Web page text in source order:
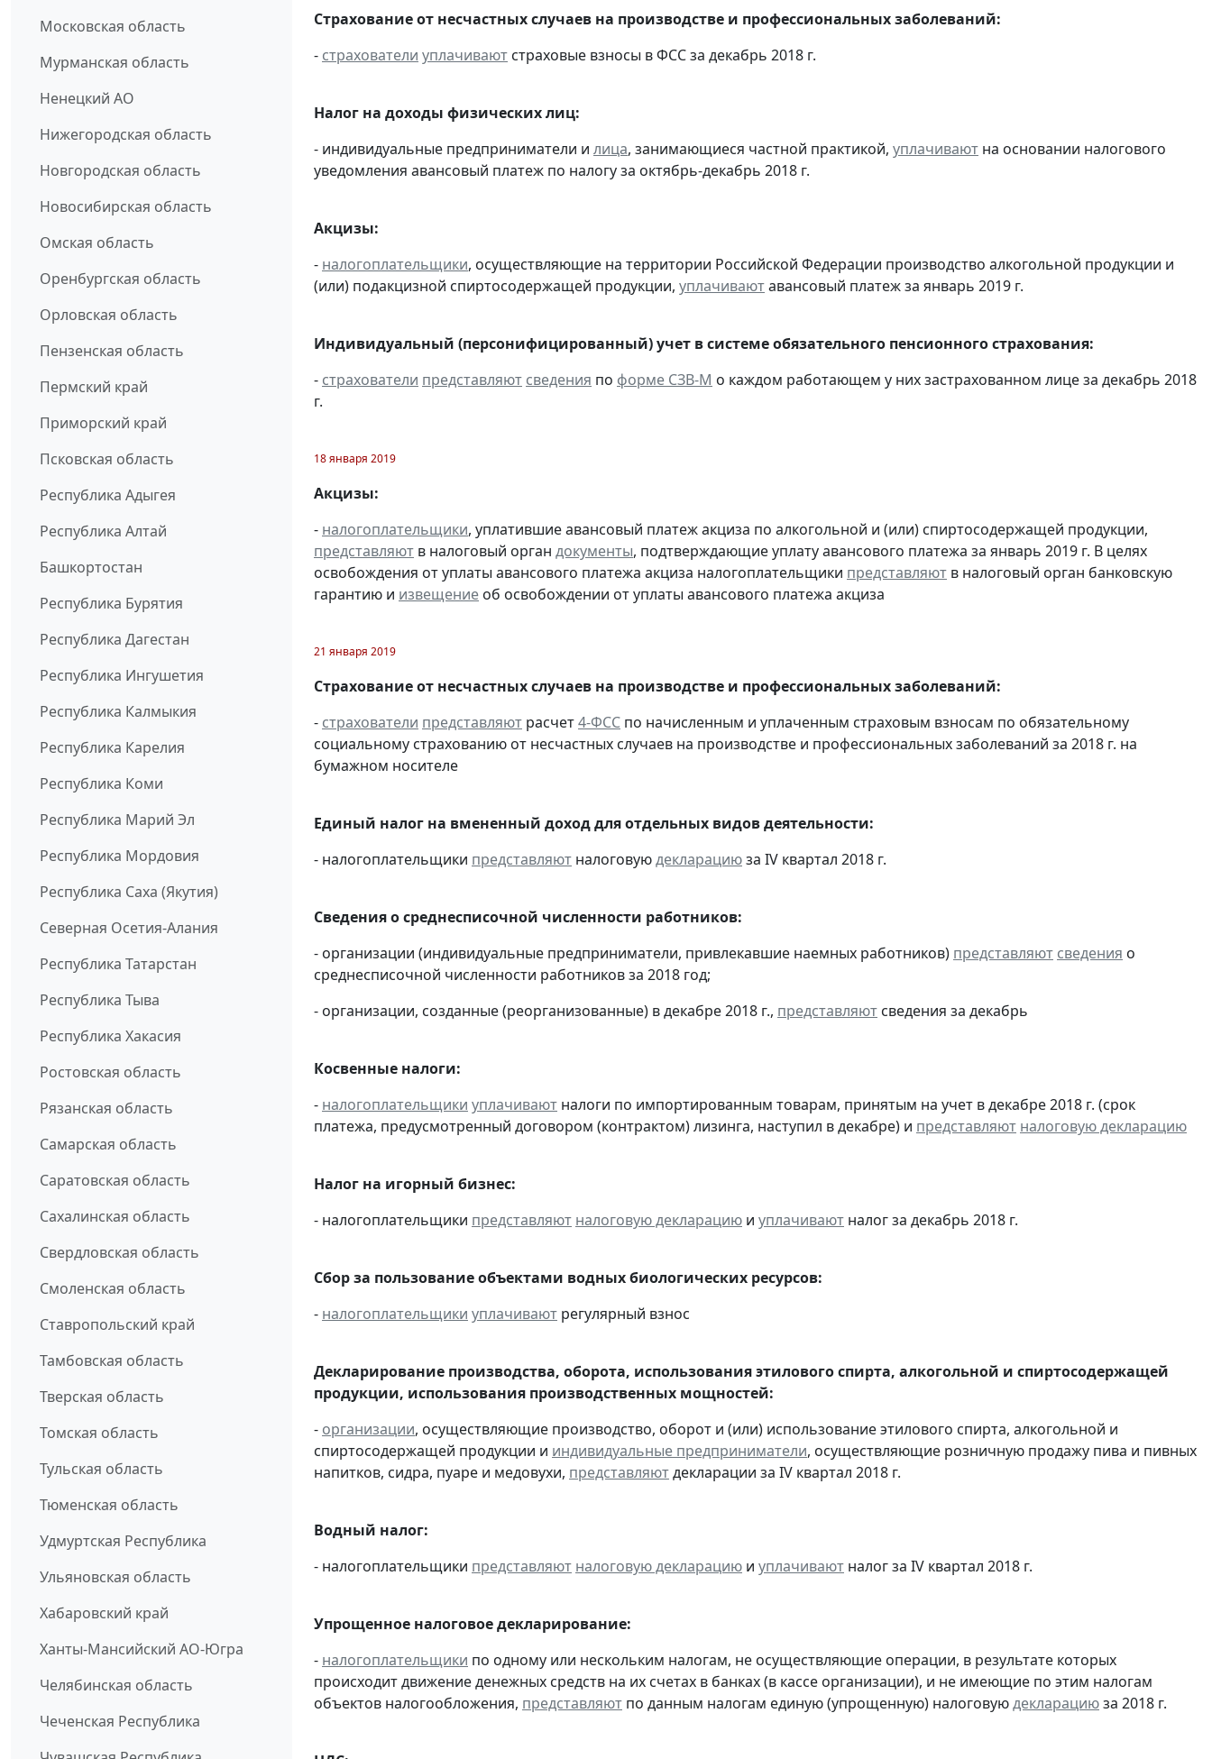
Московская область
Мурманская область
Ненецкий АО
Нижегородская область
Новгородская область
Новосибирская область
Омская область
Оренбургская область
Орловская область
Пензенская область
Пермский край
Приморский край
Псковская область
Республика Адыгея
Республика Алтай
Башкортостан
Республика Бурятия
Республика Дагестан
Республика Ингушетия
Республика Калмыкия
Республика Карелия
Республика Коми
Республика Марий Эл
Республика Мордовия
Республика Саха (Якутия)
Северная Осетия-Алания
Республика Татарстан
Республика Тыва
Республика Хакасия
Ростовская область
Рязанская область
Самарская область
Саратовская область
Сахалинская область
Свердловская область
Смоленская область
Ставропольский край
Тамбовская область
Тверская область
Томская область
Тульская область
Тюменская область
Удмуртская Республика
Ульяновская область
Хабаровский край
Ханты-Мансийский АО-Югра
Челябинская область
Чеченская Республика
Страхование от несчастных случаев на производстве и профессиональных заболеваний:
- страхователи уплачивают страховые взносы в ФСС за декабрь 2018 г.
Налог на доходы физических лиц:
- индивидуальные предприниматели и лица, занимающиеся частной практикой, уплачивают на основании налогового
уведомления авансовый платеж по налогу за октябрь-декабрь 2018 г.
Акцизы:
- налогоплательщики, осуществляющие на территории Российской Федерации производство алкогольной продукции и
(или) подакцизной спиртосодержащей продукции, уплачиваютавансовый платеж за январь 2019 г.
Индивидуальный (персонифицированный) учет в системе обязательного пенсионного страхования:
- страхователи представляют сведения по форме СЗВ-М о каждом работающем у них застрахованном лице за декабрь 2018
г.
18 января 2019
Акцизы:
- налогоплательщики, уплатившие авансовый платеж акциза по алкогольной и (или) спиртосодержащей продукции,
представляют в налоговый орган документы, подтверждающие уплату авансового платежа за январь 2019 г. В целях
освобождения от уплаты авансового платежа акциза налогоплательщики представляют в налоговый орган банковскую
гарантию и извещение об освобождении от уплаты авансового платежа акциза
21 января 2019
Страхование от несчастных случаев на производстве и профессиональных заболеваний:
- страхователи представляют расчет4-ФСС по начисленным и уплаченным страховым взносам по обязательному
социальному страхованию от несчастных случаев на производстве и профессиональных заболеваний за 2018 г. на
бумажном носителе
Единый налог на вмененный доход для отдельных видов деятельности:
- налогоплательщики представляют налоговуюдекларациюза IV квартал 2018 г.
Сведения о среднесписочной численности работников:
- организации (индивидуальные предприниматели, привлекавшие наемных работников) представляют сведения о
среднесписочной численности работников за 2018 год;
- организации, созданные (реорганизованные) в декабре 2018 г., представляют сведения за декабрь
Косвенные налоги:
- налогоплательщики уплачивают налоги по импортированным товарам, принятым на учет в декабре 2018 г. (срок
платежа, предусмотренный договором (контрактом) лизинга, наступил в декабре) и представляют налоговую декларацию
Налог на игорный бизнес:
- налогоплательщики представляют налоговую декларацию и уплачивают налог за декабрь 2018 г.
Сбор за пользование объектами водных биологических ресурсов:
- налогоплательщики уплачивают регулярный взнос
Декларирование производства, оборота, использования этилового спирта, алкогольной и спиртосодержащей
продукции, использования производственных мощностей:
- организации, осуществляющие производство, оборот и (или) использование этилового спирта, алкогольной и
спиртосодержащей продукции и индивидуальные предприниматели, осуществляющие розничную продажу пива и пивных
напитков, сидра, пуаре и медовухи, представляютдекларации за IV квартал 2018 г.
Водный налог:
- налогоплательщики представляют налоговую декларацию и уплачивают налог за IV квартал 2018 г.
Упрощенное налоговое декларирование:
- налогоплательщики по одному или нескольким налогам, не осуществляющие операции, в результате которых
происходит движение денежных средств на их счетах в банках (в кассе организации), и не имеющие по этим налогам
объектов налогообложения, представляют по данным налогам единую (упрощенную) налоговуюдекларациюза 2018 г.